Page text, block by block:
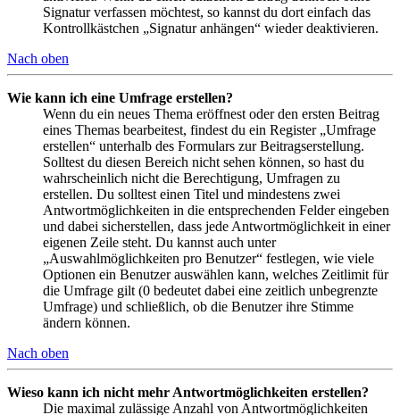
Signatur verfassen möchtest, so kannst du dort einfach das
Kontrollkästchen „Signatur anhängen“ wieder deaktivieren.
Nach oben
Wie kann ich eine Umfrage erstellen?
Wenn du ein neues Thema eröffnest oder den ersten Beitrag
eines Themas bearbeitest, findest du ein Register „Umfrage
erstellen“ unterhalb des Formulars zur Beitragserstellung.
Solltest du diesen Bereich nicht sehen können, so hast du
wahrscheinlich nicht die Berechtigung, Umfragen zu
erstellen. Du solltest einen Titel und mindestens zwei
Antwortmöglichkeiten in die entsprechenden Felder eingeben
und dabei sicherstellen, dass jede Antwortmöglichkeit in einer
eigenen Zeile steht. Du kannst auch unter
„Auswahlmöglichkeiten pro Benutzer“ festlegen, wie viele
Optionen ein Benutzer auswählen kann, welches Zeitlimit für
die Umfrage gilt (0 bedeutet dabei eine zeitlich unbegrenzte
Umfrage) und schließlich, ob die Benutzer ihre Stimme
ändern können.
Nach oben
Wieso kann ich nicht mehr Antwortmöglichkeiten erstellen?
Die maximal zulässige Anzahl von Antwortmöglichkeiten